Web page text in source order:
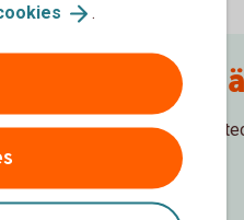
hos oss
kund hos oss ännu men vill
att bli kund!
.